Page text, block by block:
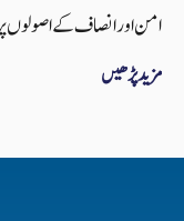
امن اور انصاف کے اصولوں
مزید پڑھیں